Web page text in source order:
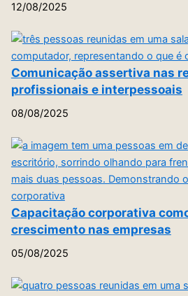
12/08/2025
Comunicação assertiva nas
profissionais e interpessoais
08/08/2025
Capacitação corporativa
crescimento nas empresas
05/08/2025